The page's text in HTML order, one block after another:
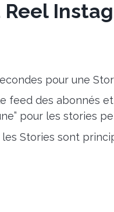
pour une
feed des abonnés
pour les stories
Stories sont